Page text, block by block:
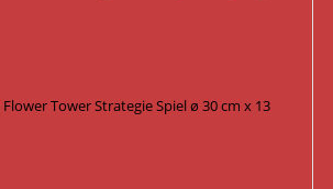
Tower Strategie Spiel ø 30 cm x 13